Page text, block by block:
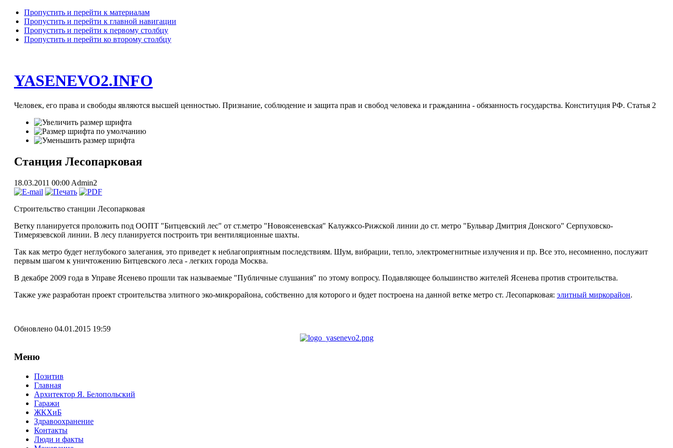
Пропустить и перейти к материалам
Пропустить и перейти к главной навигации
Пропустить и перейти к первому столбцу
Пропустить и перейти ко второму столбцу
YASENEVO2.INFO
Человек, его права и свободы являются высшей ценностью. Признание, соблюдение и защита прав и свобод человека и гражданина - обязанность государства. Конституция РФ. Статья 2
Станция Лесопарковая
18.03.2011 00:00 Admin2
Строительство станции Лесопарковая
Ветку планируется проложить под ООПТ "Битцевский лес" от ст.метро "Новоясеневская" Калужксо-Рижской линии до ст. метро "Бульвар Дмитрия Донского" Серпуховско-
Тимерязевской линии. В лесу планируется построить три вентиляционные шахты.
Так как метро будет неглубокого залегания, это приведет к неблагоприятным последствиям. Шум, вибрации, тепло, электромегнитные излучения и пр. Все это, несомненно, послужит
первым шагом к уничтожению Битцевского леса - легких города Москва.
В декабре 2009 года в Управе Ясенево прошли так называемые "Публичные слушания" по этому вопросу. Подавляющее большинство жителей Ясенева против строительства.
Также уже разработан проект строительства элитного эко-микрорайона, собственно для которого и будет построена на данной ветке метро ст. Лесопарковая: элитный миркорайон.
Обновлено 04.01.2015 19:59
Меню
Позитив
Главная
Архитектор Я. Белопольский
Гаражи
ЖКХиБ
Здравоохранение
Контакты
Люди и факты